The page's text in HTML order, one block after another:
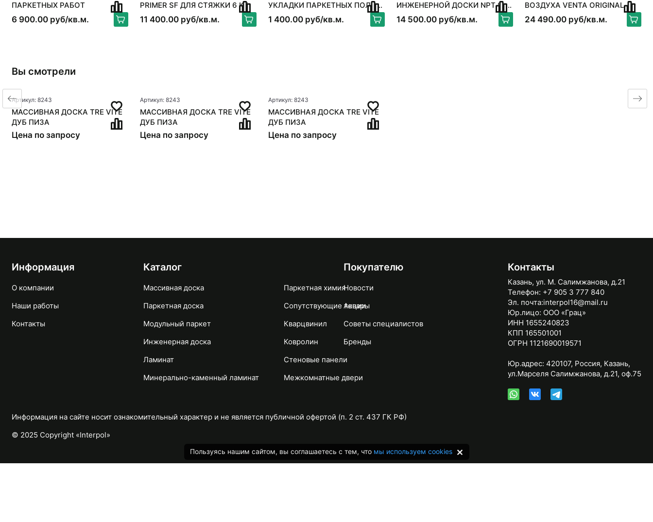
ПАРКЕТНЫХ РАБОТ
6 900.00 руб/кв.м.
PRIMER SF ДЛЯ СТЯЖКИ 6 КГ
11 400.00 руб/кв.м.
УКЛАДКИ ПАРКЕТНЫХ ПОЛОВ
250*250ММ
1 400.00 руб/кв.м.
ИНЖЕНЕРНОЙ ДОСКИ NPT S-
BOND FLEX
14 500.00 руб/кв.м.
ВОЗДУХА VENTA ORIGINAL
LW15, БЕЛЫЙ
24 490.00 руб/кв.м.
Вы смотрели
Артикул: 8243
МАССИВНАЯ ДОСКА TRE VITE
ДУБ ПИЗА
Цена по запросу
Артикул: 8243
МАССИВНАЯ ДОСКА TRE VITE
ДУБ ПИЗА
Цена по запросу
Артикул: 8243
МАССИВНАЯ ДОСКА TRE VITE
ДУБ ПИЗА
Цена по запросу
Информация
О компании
Наши работы
Контакты
Каталог
Массивная доска
Паркетная доска
Модульный паркет
Инженерная доска
Ламинат
Минерально-каменный ламинат
Паркетная химия
Сопутствующие товары
Кварцвинил
Ковролин
Стеновые панели
Межкомнатные двери
Покупателю
Новости
Акции
Советы специалистов
Бренды
Контакты
Казань, ул. М. Салимжанова, д.21
Телефон: +7 905 3 777 840
Эл. почта:interpol16@mail.ru
Юр.лицо: ООО «Грац»
ИНН 1655240823
КПП 165501001
ОГРН 1121690019571
Юр.адрес: 420107, Россия, Казань,
ул.Марселя Салимжанова, д.21, оф.75
Информация на сайте носит ознакомительный характер и не является публичной офертой (п. 2 ст. 437 ГК РФ)
© 2025 Copyright «Interpol»
Пользуясь нашим сайтом, вы соглашаетесь с тем, что мы используем cookies